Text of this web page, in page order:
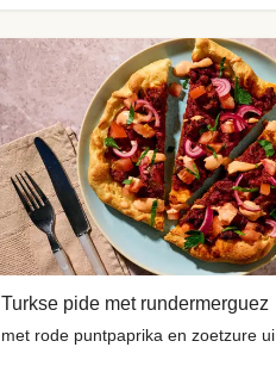
Turkse pide met rundermerguez
met rode puntpaprika en zoetzure ui